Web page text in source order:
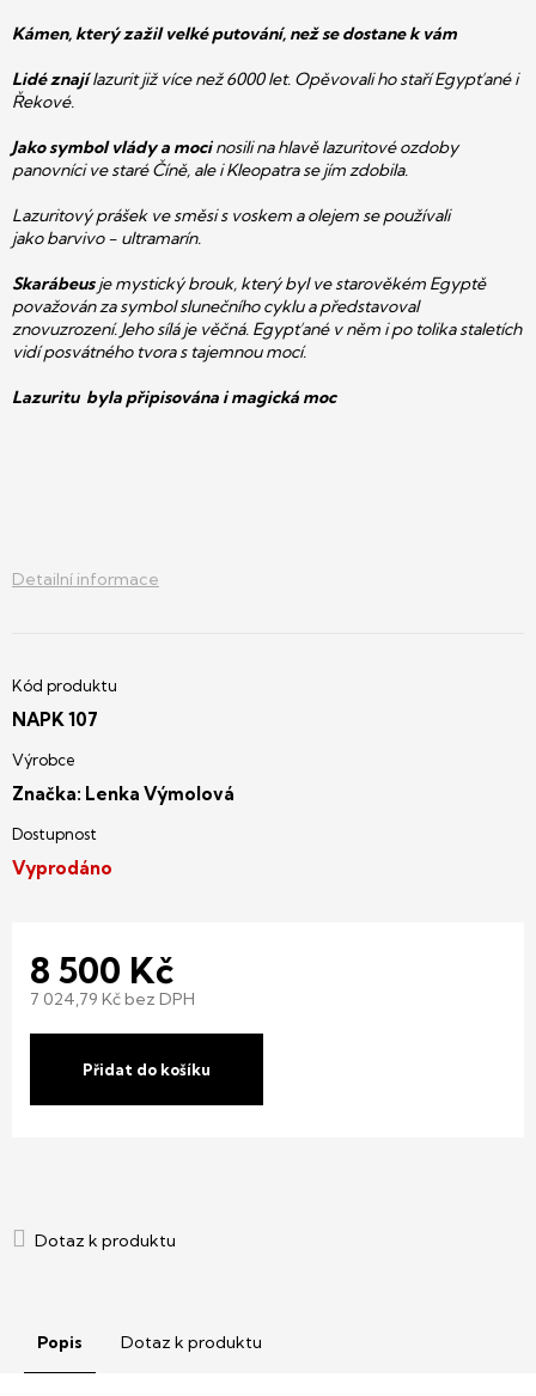
8 500 Kč
7 024,79 Kč bez DPH
Přidat do košíku
Kámen, který zažil velké putování, než se dostane k vám
Lidé znajílazurit již více než 6000 let. Opěvovali ho staří Egypťané i
Řekové.
Jako symbol vlády a mocinosili na hlavě lazuritové ozdoby
panovníci ve staré Číně, ale i Kleopatra se jím zdobila.
Lazuritový prášek ve směsi s voskem a olejem se používali
jakobarvivo - ultramarín.
Skarábeusje mystický brouk, který byl ve starověkém Egyptě
považován za symbol slunečního cyklu a představoval
znovuzrození. Jeho sílá je věčná. Egypťané v něm i po tolika staletích
vidí posvátného tvora s tajemnou mocí.
Lazuritu byla připisována i magická moc
Detailní informace
NAPK 107
Značka: Lenka Výmolová
Vyprodáno
Popis Dotaz k produktu